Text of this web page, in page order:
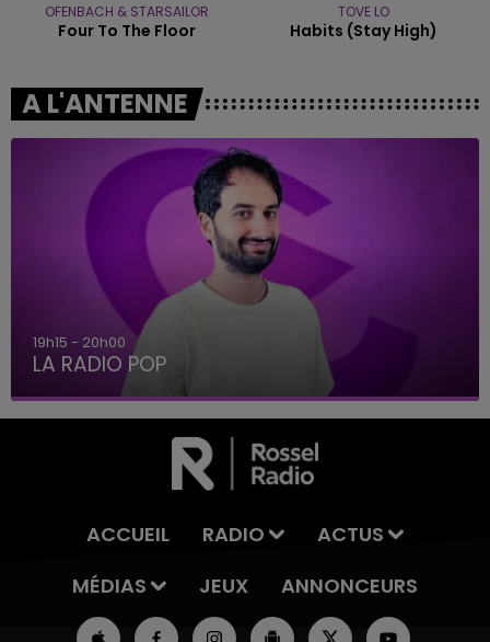
OFENBACH & STARSAILOR
Four To The Floor
TOVE LO
Habits (stay High)
A L'ANTENNE
19h15 - 20h00
LA RADIO POP
ACCUEIL RADIO
ACTUS
MÉDIAS
JEUX ANNONCEURS